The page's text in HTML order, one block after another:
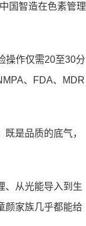
国智造在色素管理
操作仅需20至30分
、FDA、MDR
是品质的底气，
、从光能导入到生
颜家族几乎都能给